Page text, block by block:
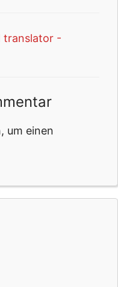
translator -
um einen